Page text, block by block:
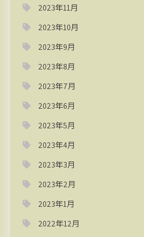
2023年11月
2023年10月
2023年9月
2023年8月
2023年7月
2023年6月
2023年5月
2023年4月
2023年3月
2023年2月
2023年1月
2022年12月